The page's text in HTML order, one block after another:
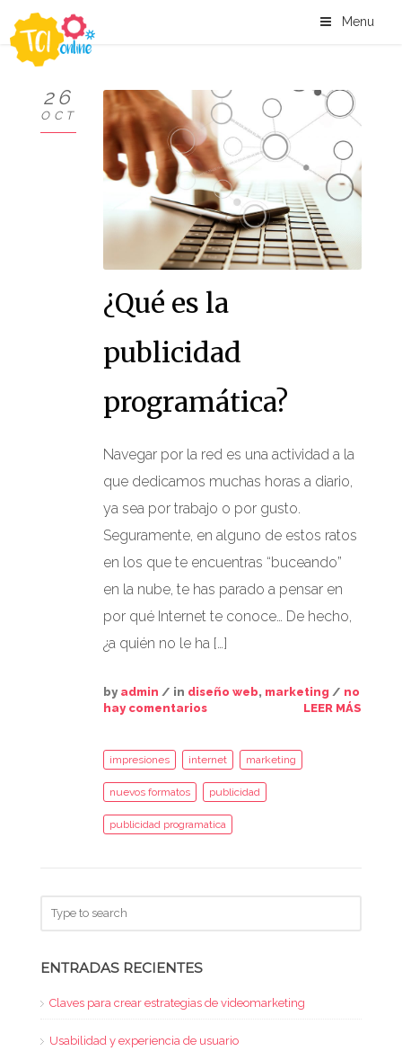
Menu
26
OCT
¿Qué es la
publicidad
programática?
Navegar por la red es una actividad a la
que dedicamos muchas horas a diario,
ya sea por trabajo o por gusto.
Seguramente, en alguno de estos ratos
en los que te encuentras “buceando”
en la nube, te has parado a pensar en
por qué Internet te conoce… De hecho,
¿a quién no le ha […]
by admin / in diseño web, marketing / no
hay comentarios
LEER MÁS
impresiones internet marketing
nuevos formatos publicidad
publicidad programatica
ENTRADAS RECIENTES
Claves para crear estrategias de videomarketing
Usabilidad y experiencia de usuario